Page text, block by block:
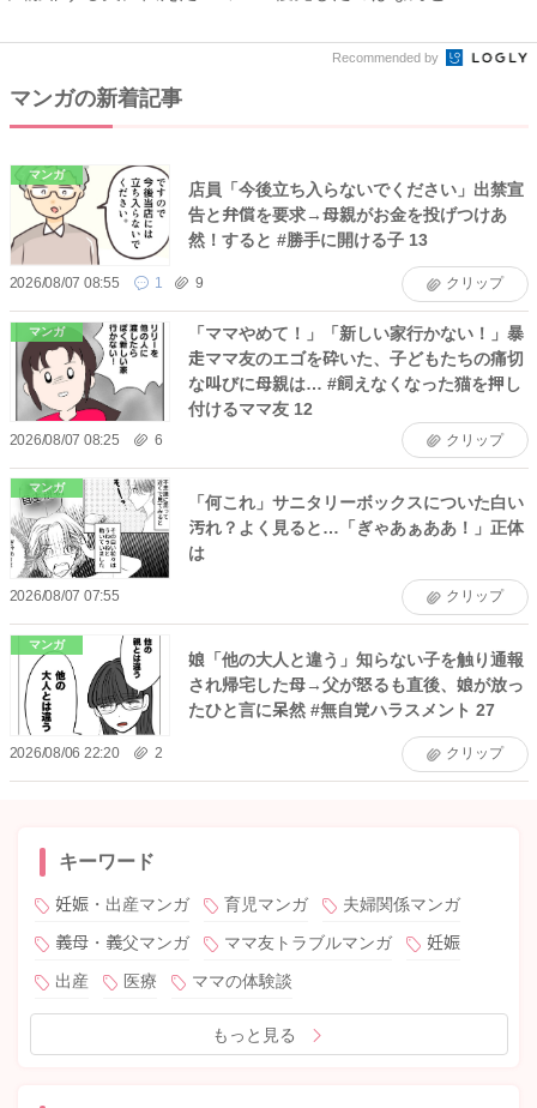
Recommended by
マンガの新着記事
マンガ
店員「今後立ち入らないでください」出禁宣
告と弁償を要求→母親がお金を投げつけあ
然！すると #勝手に開ける子 13
2026/08/07 08:55 1 9 クリップ
マンガ
「ママやめて！」「新しい家行かない！」暴
走ママ友のエゴを砕いた、子どもたちの痛切
な叫びに母親は… #飼えなくなった猫を押し
付けるママ友 12
2026/08/07 08:25 6 クリップ
マンガ
「何これ」サニタリーボックスについた白い
汚れ？よく見ると…「ぎゃあぁああ！」正体
は
2026/08/07 07:55 クリップ
マンガ
娘「他の大人と違う」知らない子を触り通報
され帰宅した母→父が怒るも直後、娘が放っ
たひと言に呆然 #無自覚ハラスメント 27
2026/08/06 22:20 2 クリップ
キーワード
妊娠・出産マンガ 育児マンガ
夫婦関係マンガ
義母・義父マンガ
ママ友トラブルマンガ
妊娠
出産
医療 ママの体験談
もっと見る